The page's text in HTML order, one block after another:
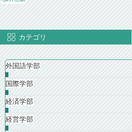
カテゴリ
外国語学部
国際学部
経済学部
経営学部